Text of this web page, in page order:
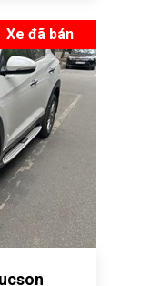
Xe đã bán